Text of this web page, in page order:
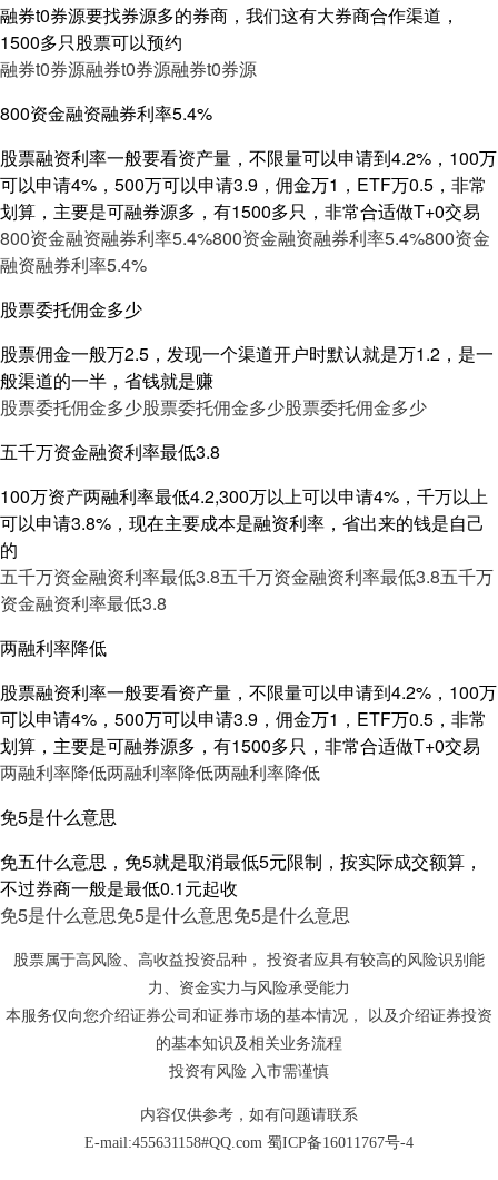
融券t0券源要找券源多的券商，我们这有大券商合作渠道，
1500多只股票可以预约
融券t0券源融券t0券源融券t0券源
800资金融资融券利率5.4%
股票融资利率一般要看资产量，不限量可以申请到4.2%，100万
可以申请4%，500万可以申请3.9，佣金万1，ETF万0.5，非常
划算，主要是可融券源多，有1500多只，非常合适做T+0交易
800资金融资融券利率5.4%800资金融资融券利率5.4%800资金
融资融券利率5.4%
股票委托佣金多少
股票佣金一般万2.5，发现一个渠道开户时默认就是万1.2，是一
般渠道的一半，省钱就是赚
股票委托佣金多少股票委托佣金多少股票委托佣金多少
五千万资金融资利率最低3.8
100万资产两融利率最低4.2,300万以上可以申请4%，千万以上
可以申请3.8%，现在主要成本是融资利率，省出来的钱是自己
的
五千万资金融资利率最低3.8五千万资金融资利率最低3.8五千万
资金融资利率最低3.8
两融利率降低
股票融资利率一般要看资产量，不限量可以申请到4.2%，100万
可以申请4%，500万可以申请3.9，佣金万1，ETF万0.5，非常
划算，主要是可融券源多，有1500多只，非常合适做T+0交易
两融利率降低两融利率降低两融利率降低
免5是什么意思
免五什么意思，免5就是取消最低5元限制，按实际成交额算，
不过券商一般是最低0.1元起收
免5是什么意思免5是什么意思免5是什么意思
股票属于高风险、高收益投资品种， 投资者应具有较高的风险识别能
力、资金实力与风险承受能力
本服务仅向您介绍证券公司和证券市场的基本情况， 以及介绍证券投资
的基本知识及相关业务流程
投资有风险 入市需谨慎
内容仅供参考，如有问题请联系
E-mail:455631158#QQ.com 蜀ICP备16011767号-4